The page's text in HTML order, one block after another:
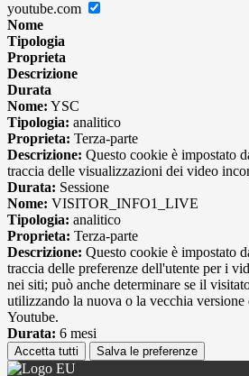
youtube.com
Nome
Tipologia
Proprieta
Descrizione
Durata
Nome: YSC
Tipologia: analitico
Proprieta: Terza-parte
Descrizione: Questo cookie è impostato
traccia delle visualizzazioni dei video
Durata: Sessione
Nome: VISITOR_INFO1_LIVE
Tipologia: analitico
Proprieta: Terza-parte
Descrizione: Questo cookie è impostato
traccia delle preferenze dell'utente per i
nei siti; può anche determinare se il
utilizzando la nuova o la vecchia
Youtube.
Durata: 6 mesi
Accetta tutti Salva le preferenze